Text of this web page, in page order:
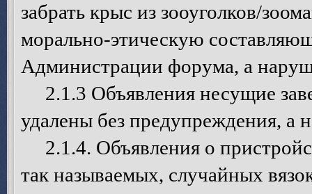
забрать крыс из зооуголков/
морально-этическую
Администрации форума, а
2.1.3 Объявления несущие
удалены без предупреждения, а
2.1.4. Объявления о
так называемых, случайных